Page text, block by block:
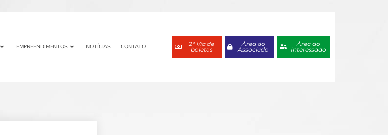
EMPREENDIMENTOS NOTÍCIAS CONTATO
2ª Via de
boletos
Área do
Associado
Área do
Interessado